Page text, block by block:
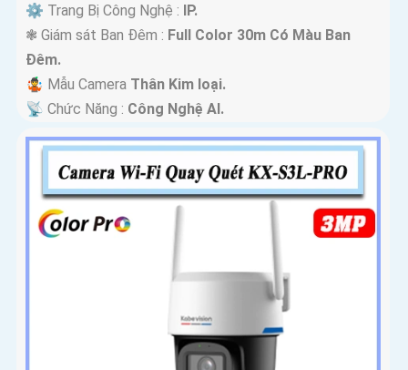
⚙ Trang Bị Công Nghệ : IP.
❃ Giám sát Ban Đêm : Full Color 30m Có Màu Ban
Ðêm.
🤹 Mẫu Camera Thân Kim loại.
️📡 Chức Năng : Công Nghệ AI.